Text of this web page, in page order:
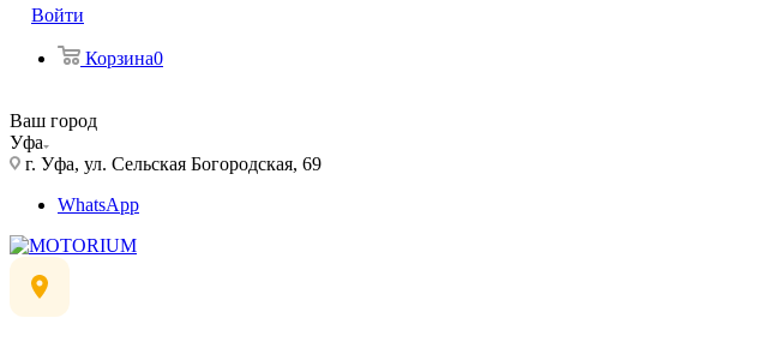
Войти
Корзина0
Ваш город
Уфа
г. Уфа, ул. Сельская Богородская, 69
WhatsApp